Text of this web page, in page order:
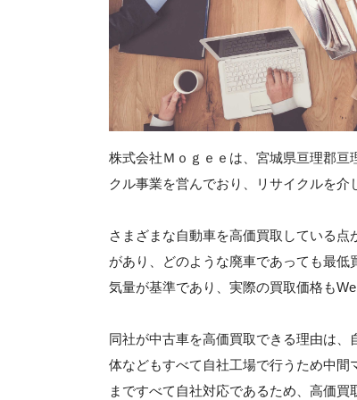
株式会社Ｍｏｇｅｅは、宮城県亘理郡
クル事業を営んでおり、リサイクルを介
さまざまな自動車を高価買取している
があり、どのような廃車であっても最
気量が基準であり、実際の買取価格も
同社が中古車を高価買取できる理由は
体などもすべて自社工場で行うため中
まですべて自社対応であるため、高価買